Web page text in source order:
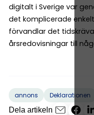
digitalt i Sverige var
det komplicerade
förvandlar det
årsredovisningar till
annons Deklarationen
Dela artikeln